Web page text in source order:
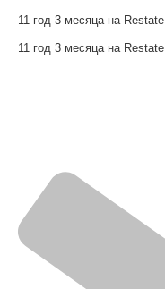
11 год 3 месяца на Restate
11 год 3 месяца на Restate